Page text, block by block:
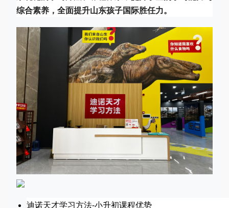
综合素养，全面提升山东孩子国际胜任力。
迪诺天才学习方法-小升初课程优势